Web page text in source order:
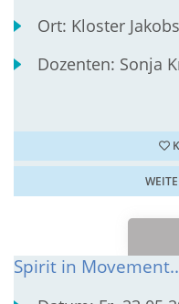
Ort: Kloster
Dozenten: Sonja
Spirit in